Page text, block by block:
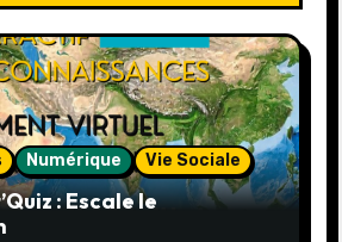
Numérique Vie Sociale
: Escale le